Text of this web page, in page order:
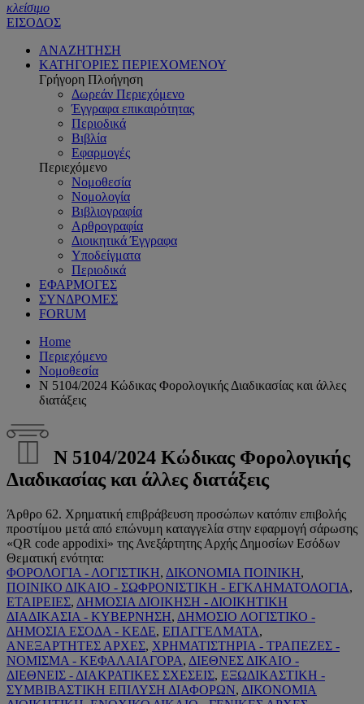
κλείσιμο
ΕΙΣΟΔΟΣ
ΑΝΑΖΗΤΗΣΗ
ΚΑΤΗΓΟΡΙΕΣ ΠΕΡΙΕΧΟΜΕΝΟΥ
Γρήγορη Πλοήγηση
Δωρεάν Περιεχόμενο
Έγγραφα επικαιρότητας
Περιοδικά
Βιβλία
Εφαρμογές
Περιεχόμενο
Νομοθεσία
Νομολογία
Βιβλιογραφία
Αρθρογραφία
Διοικητικά Έγγραφα
Υποδείγματα
Περιοδικά
ΕΦΑΡΜΟΓΕΣ
ΣΥΝΔΡΟΜΕΣ
FORUM
Home
Περιεχόμενο
Νομοθεσία
Ν 5104/2024 Κώδικας Φορολογικής Διαδικασίας και άλλες
διατάξεις
Ν 5104/2024 Κώδικας Φορολογικής
Διαδικασίας και άλλες διατάξεις
Άρθρο 62. Χρηματική επιβράβευση προσώπων κατόπιν επιβολής
προστίμου μετά από επώνυμη καταγγελία στην εφαρμογή σάρωσης
«QR code appodixi» της Ανεξάρτητης Αρχής Δημοσίων Εσόδων
Θεματική ενότητα:
ΦΟΡΟΛΟΓΙΑ - ΛΟΓΙΣΤΙΚΗ, ΔΙΚΟΝΟΜΙΑ ΠΟΙΝΙΚΗ,
ΠΟΙΝΙΚΟ ΔΙΚΑΙΟ - ΣΩΦΡΟΝΙΣΤΙΚΗ - ΕΓΚΛΗΜΑΤΟΛΟΓΙΑ,
ΕΤΑΙΡΕΙΕΣ, ΔΗΜΟΣΙΑ ΔΙΟΙΚΗΣΗ - ΔΙΟΙΚΗΤΙΚΗ
ΔΙΑΔΙΚΑΣΙΑ - ΚΥΒΕΡΝΗΣΗ, ΔΗΜΟΣΙΟ ΛΟΓΙΣΤΙΚΟ -
ΔΗΜΟΣΙΑ ΕΣΟΔΑ - ΚΕΔΕ, ΕΠΑΓΓΕΛΜΑΤΑ,
ΑΝΕΞΑΡΤΗΤΕΣ ΑΡΧΕΣ, ΧΡΗΜΑΤΙΣΤΗΡΙΑ - ΤΡΑΠΕΖΕΣ -
ΝΟΜΙΣΜΑ - ΚΕΦΑΛΑΙΑΓΟΡΑ, ΔΙΕΘΝΕΣ ΔΙΚΑΙΟ -
ΔΙΕΘΝΕΙΣ - ΔΙΑΚΡΑΤΙΚΕΣ ΣΧΕΣΕΙΣ, ΕΞΩΔΙΚΑΣΤΙΚΗ -
ΣΥΜΒΙΒΑΣΤΙΚΗ ΕΠΙΛΥΣΗ ΔΙΑΦΟΡΩΝ, ΔΙΚΟΝΟΜΙΑ